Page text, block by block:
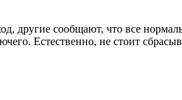
другие сообщают, что все
Естественно, не стоит